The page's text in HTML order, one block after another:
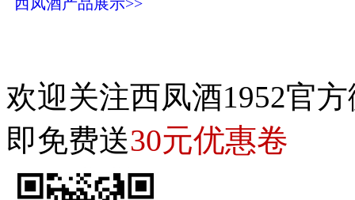
欢迎关注西凤酒1952官
即免费送30元优惠卷